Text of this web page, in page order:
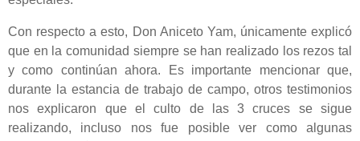
Con respecto a esto, Don Aniceto Yam, únicamente explicó
que en la comunidad siempre se han realizado los rezos tal
y como continúan ahora. Es importante mencionar que,
durante la estancia de trabajo de campo, otros testimonios
nos explicaron que el culto de las 3 cruces se sigue
realizando, incluso nos fue posible ver como algunas